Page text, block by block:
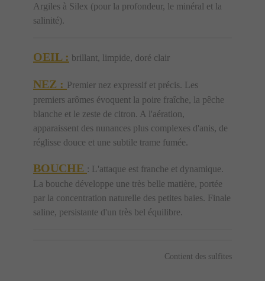
Argiles à Silex (pour la profondeur, le minéral et la
salinité).
OEIL : brillant, limpide, doré clair
NEZ : Premier nez expressif et précis. Les
premiers arômes évoquent la poire fraîche, la pêche
blanche et le zeste de citron. A l'aération,
apparaissent des nunances plus complexes d'anis, de
réglisse douce et une subtile trame fumée.
BOUCHE : L'attaque est franche et dynamique.
La bouche développe une très belle matière, portée
par la concentration naturelle des petites baies. Finale
saline, persistante d'un très bel équilibre.
Contient des sulfites